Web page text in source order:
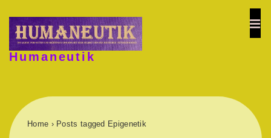
Zum
Inhalt
Humaneutik
Home › Posts tagged Epigenetik